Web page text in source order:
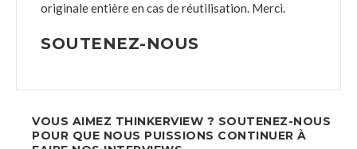
originale entière en cas de réutilisation. Merci.
SOUTENEZ-NOUS
VOUS AIMEZ THINKERVIEW ? SOUTENEZ-NOUS
POUR QUE NOUS PUISSIONS CONTINUER À